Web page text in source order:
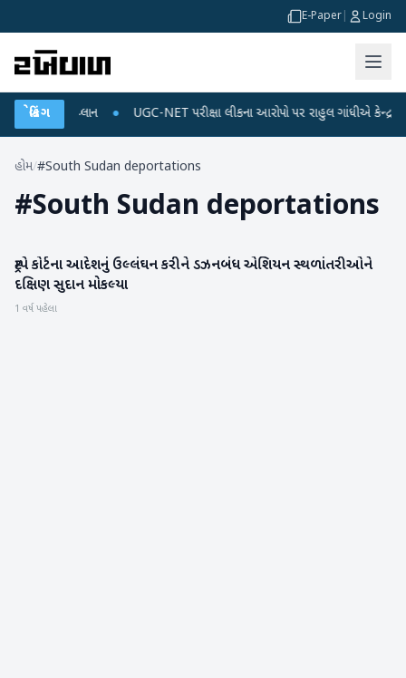
E-Paper Login
બ્રેકિંગ
અને ડેટા પ્લાન ● UGC-NET પરીક્ષા લીકના આરોપો પર રાહુલ ગાંધીએ કેન્દ્ર પર
હોમ/#South Sudan deportations
#South Sudan deportations
આંતરરાષ્ટ્રીય
ટ્રમ્પે કોર્ટના આદેશનું ઉલ્લંઘન કરીને ડઝનબંધ એશિયન સ્થળાંતરીઓને
દક્ષિણ સુદાન મોકલ્યા
1 વર્ષ પહેલા